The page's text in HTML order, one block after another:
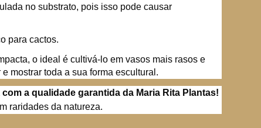
no substrato, pois isso pode causar
para cactos.
o ideal é cultivá-lo em vasos mais rasos e
mostrar toda a sua forma escultural.
a qualidade garantida da Maria Rita Plantas!
raridades da natureza.